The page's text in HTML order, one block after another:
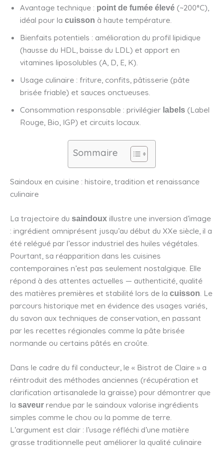
Avantage technique : point de fumée élevé (~200°C),
idéal pour la cuisson à haute température.
Bienfaits potentiels : amélioration du profil lipidique
(hausse du HDL, baisse du LDL) et apport en
vitamines liposolubles (A, D, E, K).
Usage culinaire : friture, confits, pâtisserie (pâte
brisée friable) et sauces onctueuses.
Consommation responsable : privilégier labels (Label
Rouge, Bio, IGP) et circuits locaux.
Sommaire
Saindoux en cuisine : histoire, tradition et renaissance
culinaire
La trajectoire du saindoux illustre une inversion d’image
: ingrédient omniprésent jusqu’au début du XXe siècle, il a
été relégué par l’essor industriel des huiles végétales.
Pourtant, sa réapparition dans les cuisines
contemporaines n’est pas seulement nostalgique. Elle
répond à des attentes actuelles — authenticité, qualité
des matières premières et stabilité lors de la cuisson . Le
parcours historique met en évidence des usages variés,
du savon aux techniques de conservation, en passant
par les recettes régionales comme la pâte brisée
normande ou certains pâtés en croûte.
Dans le cadre du fil conducteur, le « Bistrot de Claire » a
réintroduit des méthodes anciennes (récupération et
clarification artisanalede la graisse) pour démontrer que
la saveur rendue par le saindoux valorise ingrédients
simples comme le chou ou la pomme de terre.
L’argument est clair : l’usage réfléchi d’une matière
grasse traditionnelle peut améliorer la qualité culinaire